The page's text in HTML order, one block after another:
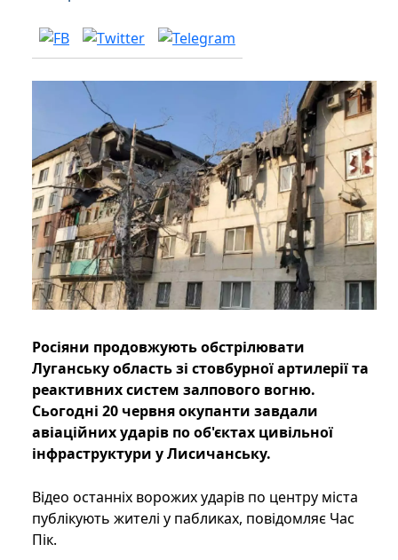
Росіяни продовжують обстрілювати
Луганську область зі стовбурної артилерії та
реактивних систем залпового вогню.
Сьогодні 20 червня окупанти завдали
авіаційних ударів по об'єктах цивільної
інфраструктури у Лисичанську.
Відео останніх ворожих ударів по центру міста
публікують жителі у пабликах, повідомляє Час
Пік.